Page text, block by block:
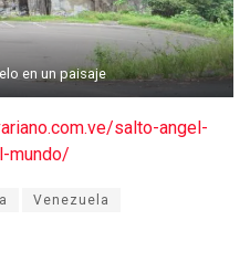
en un paisaje
salto-angel-
mundo/
Venezuela